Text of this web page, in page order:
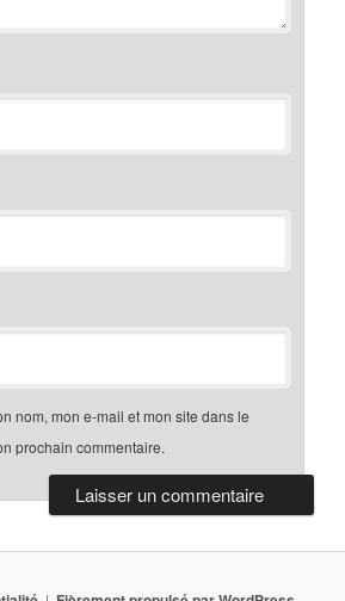
nom, mon e-mail et mon site dans le
prochain commentaire.